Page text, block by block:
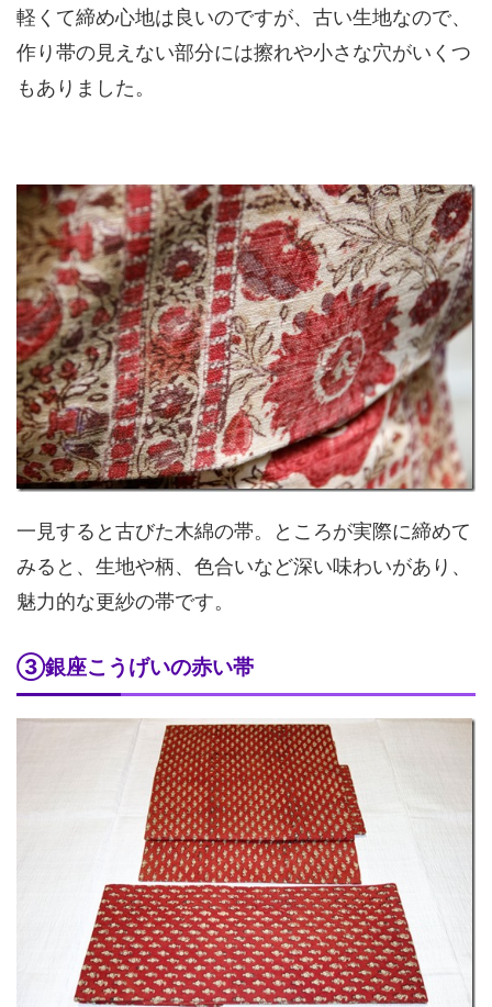
軽くて締め心地は良いのですが、古い生地なので、
作り帯の見えない部分には擦れや小さな穴がいくつ
もありました。
一見すると古びた木綿の帯。ところが実際に締めて
みると、生地や柄、色合いなど深い味わいがあり、
魅力的な更紗の帯です。
③銀座こうげいの赤い帯